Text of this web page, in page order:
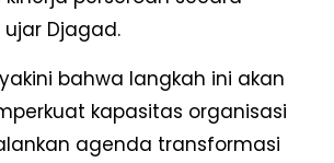
ujar Djagad.
bahwa langkah ini akan
kapasitas organisasi
agenda transformasi